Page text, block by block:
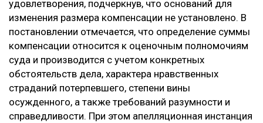
удовлетворения, подчеркнув, что оснований для
изменения размера компенсации не установлено. В
постановлении отмечается, что определение суммы
компенсации относится к оценочным полномочиям
суда и производится с учетом конкретных
обстоятельств дела, характера нравственных
страданий потерпевшего, степени вины
осужденного, а также требований разумности и
справедливости. При этом апелляционная инстанция